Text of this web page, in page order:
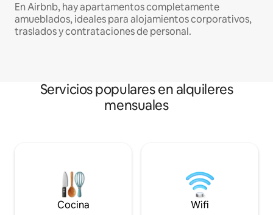
En Airbnb, hay apartamentos completamente
amueblados, ideales para alojamientos corporativos,
traslados y contrataciones de personal.
Servicios populares en alquileres
mensuales
Cocina Wifi